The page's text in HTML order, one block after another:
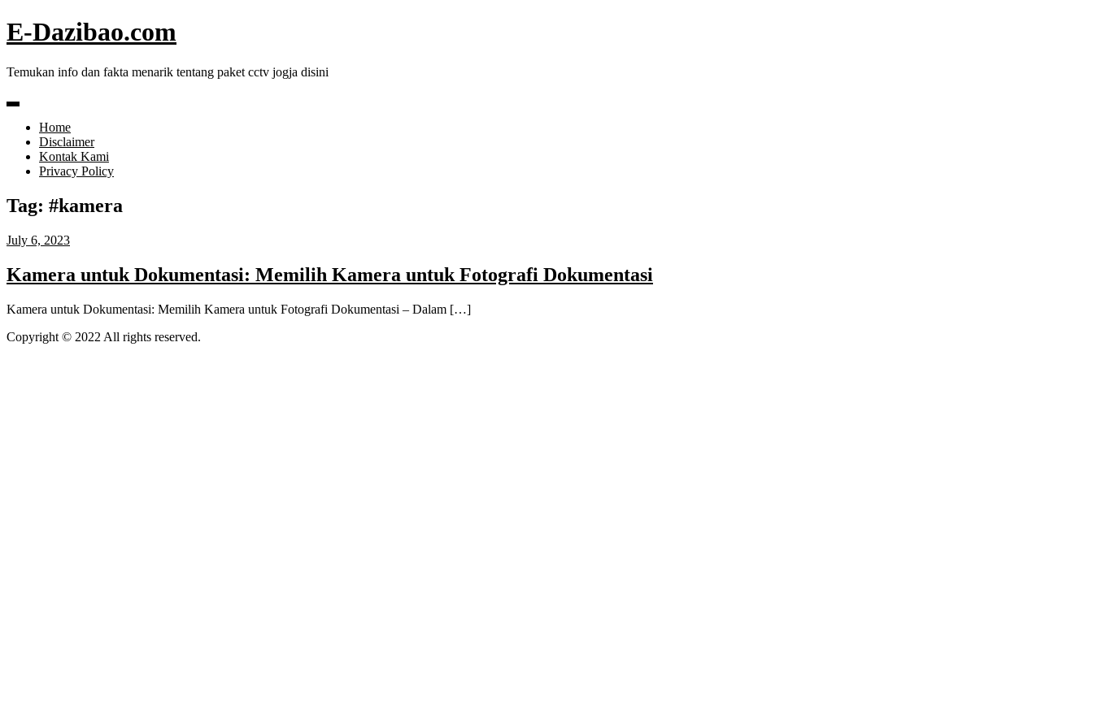
Skip
to
E-Dazibao.com
Temukan info dan fakta menarik tentang paket cctv jogja disini
Home
Disclaimer
Kontak Kami
Privacy Policy
Tag: #kamera
July 6, 2023
Kamera untuk Dokumentasi: Memilih Kamera untuk Fotografi Dokumentasi
Kamera untuk Dokumentasi: Memilih Kamera untuk Fotografi Dokumentasi – Dalam […]
Copyright © 2022 All rights reserved.